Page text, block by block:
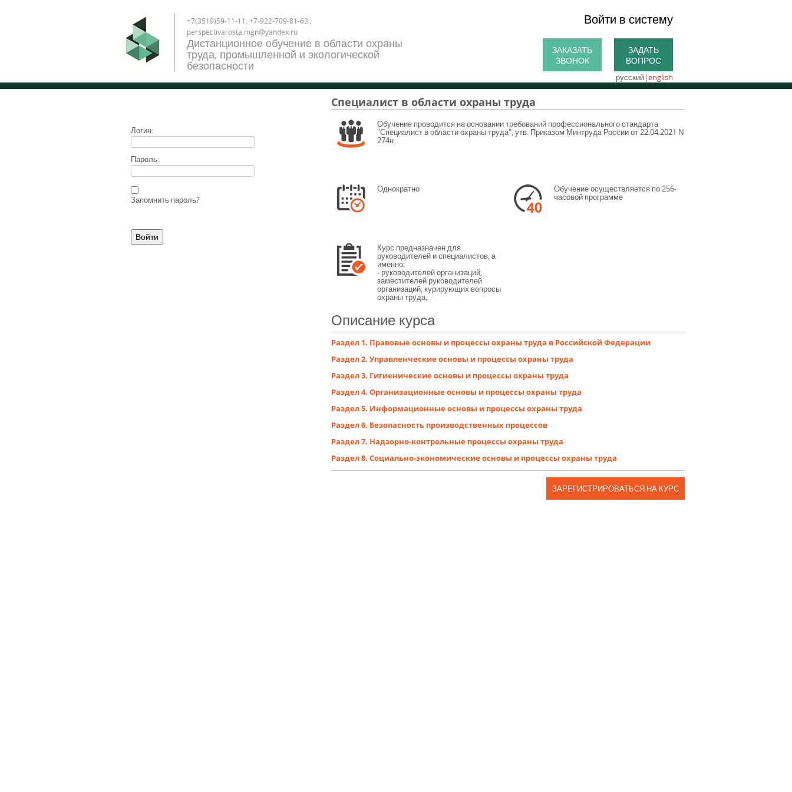
Войти в систему
ЗАКАЗАТЬ
ЗВОНОК
ЗАДАТЬ
ВОПРОС
русский|english
+7(3519)59-11-11, +7-922-709-81-63 ,
perspectivarosta.mgn@yandex.ru
Дистанционное обучение в области охраны
труда, промышленной и экологической
безопасности
Логин:
Пароль:
Запомнить пароль?
Специалист в области охраны труда
Обучение проводится на основании требований профессионального стандарта
"Специалист в области охраны труда", утв. Приказом Минтруда России от 22.04.2021 N
274н
Однократно Обучение осуществляется по 256-
часовой программе
Курс предназначен для
руководителей и специалистов, а
именно:
- руководителей организаций,
заместителей руководителей
организаций, курирующих вопросы
охраны труда,
заместителей главных инженеров
физических лиц, иных лиц,
занимающихся
деятельностью; руководителей,
технических работников,
руководство и проведение работ на
производственных подразделениях,
а также контроль и технический
надзор за проведением работ;
работников, на которых
обязанности организации работы по
(комиссий) по охране труда,
уполномоченных (доверенных)
Описание курса
Раздел 1. Правовые основы и процессы охраны труда в Российской Федерации
Раздел 2. Управленческие основы и процессы охраны труда
Раздел 3. Гигиенические основы и процессы охраны труда
Раздел 4. Организационные основы и процессы охраны труда
Раздел 5. Информационные основы и процессы охраны труда
Раздел 6. Безопасность производственных процессов
Раздел 7. Надзорно-контрольные процессы охраны труда
Раздел 8. Социально-экономические основы и процессы охраны труда
ЗАРЕГИСТРИРОВАТЬСЯ НА КУРС